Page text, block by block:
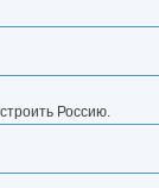
Россию.